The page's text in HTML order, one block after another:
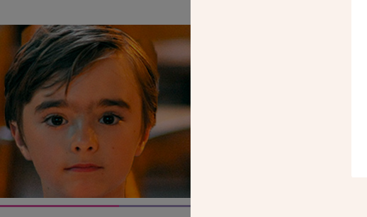
SEUL VOTRE
NOUS PERMET